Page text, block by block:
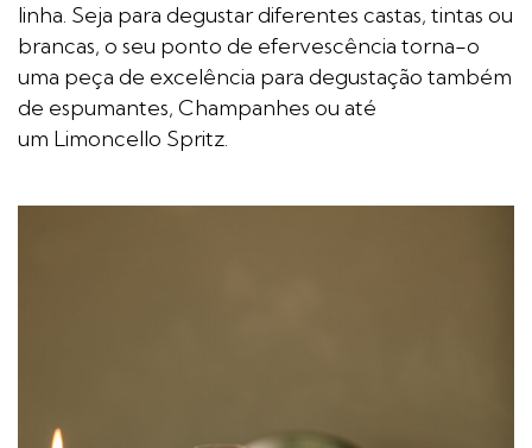
linha. Seja para degustar diferentes castas, tintas ou
brancas, o seu ponto de efervescência torna-o
uma peça de excelência para degustação também
de espumantes, Champanhes ou até
um Limoncello Spritz.